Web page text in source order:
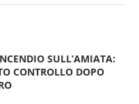
SULL’AMIATA:
CONTROLLO DOPO